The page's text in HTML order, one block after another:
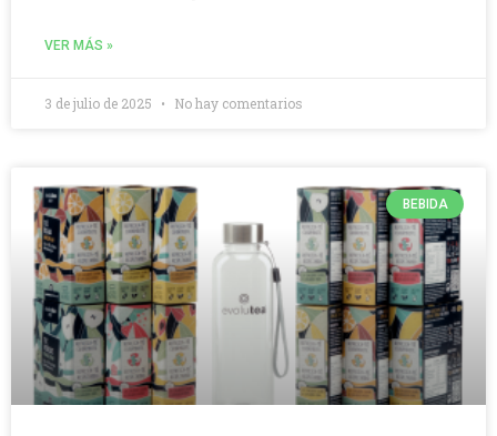
VER MÁS »
3 de julio de 2025 No hay comentarios
BEBIDA